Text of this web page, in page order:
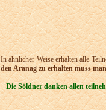
In ähnlicher Weise erhalten alle
den Aranag zu erhalten muss
Die Söldner danken allen